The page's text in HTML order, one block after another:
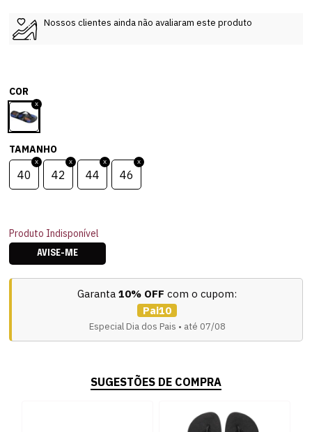
Nossos clientes ainda não avaliaram este produto
COR
TAMANHO
40 42 44 46
Produto Indisponível
AVISE-ME
Garanta 10% OFF com o cupom:
Pai10
Especial Dia dos Pais • até 07/08
SUGESTÕES DE COMPRA